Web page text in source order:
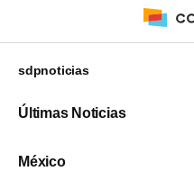
sdpnoticias
Últimas Noticias
México